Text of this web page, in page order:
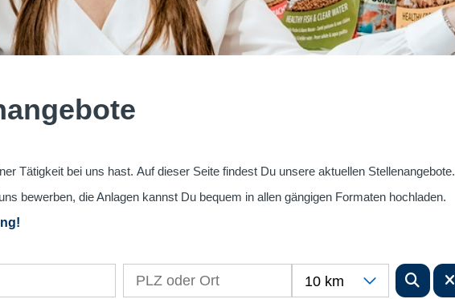
Tätigkeit bei uns hast. Auf dieser Seite findest Du unsere aktuellen Stellenangebote.
bewerben, die Anlagen kannst Du bequem in allen gängigen Formaten hochladen.
10 km